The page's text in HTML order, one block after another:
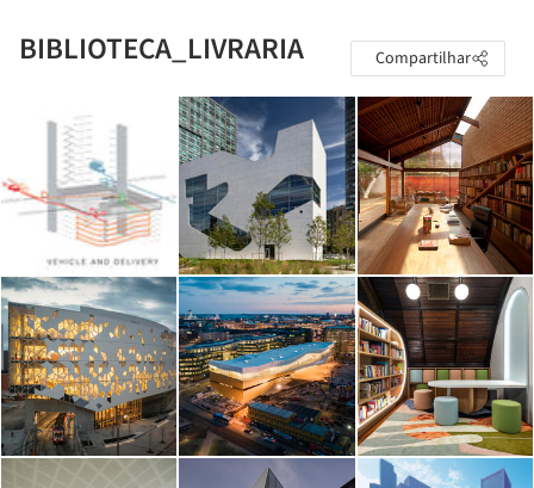
BIBLIOTECA_LIVRARIA Compartilhar